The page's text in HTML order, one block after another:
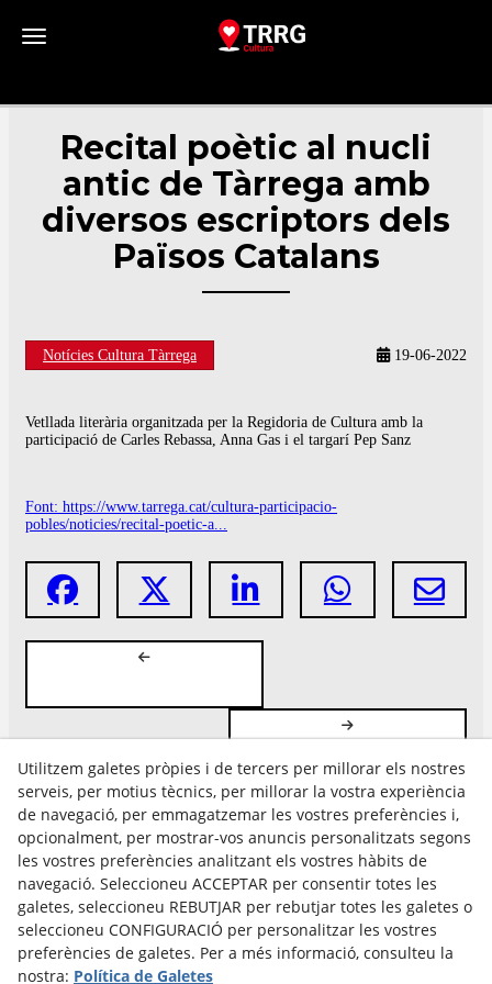
Toggle navigation
Recital poètic al nucli
antic de Tàrrega amb
diversos escriptors dels
Països Catalans
Notícies Cultura Tàrrega 19-06-2022
Vetllada literària organitzada per la Regidoria de Cultura amb la
participació de Carles Rebassa, Anna Gas i el targarí Pep Sanz
Font: https://www.tarrega.cat/cultura-participacio-
pobles/noticies/recital-poetic-a...
Avís Legal
Política Cookies
Política de Privacitat
Utilitzem galetes pròpies i de tercers per millorar els nostres
serveis, per motius tècnics, per millorar la vostra experiència
de navegació, per emmagatzemar les vostres preferències i,
opcionalment, per mostrar-vos anuncis personalitzats segons
les vostres preferències analitzant els vostres hàbits de
navegació. Seleccioneu ACCEPTAR per consentir totes les
galetes, seleccioneu REBUTJAR per rebutjar totes les galetes o
seleccioneu CONFIGURACIÓ per personalitzar les vostres
preferències de galetes. Per a més informació, consulteu la
nostra: Política de Galetes